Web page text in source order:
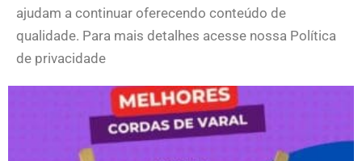
ajudam a continuar oferecendo conteúdo de
qualidade. Para mais detalhes acesse nossa Política
de privacidade